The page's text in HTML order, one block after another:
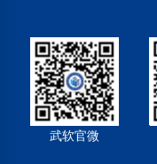
武软官微